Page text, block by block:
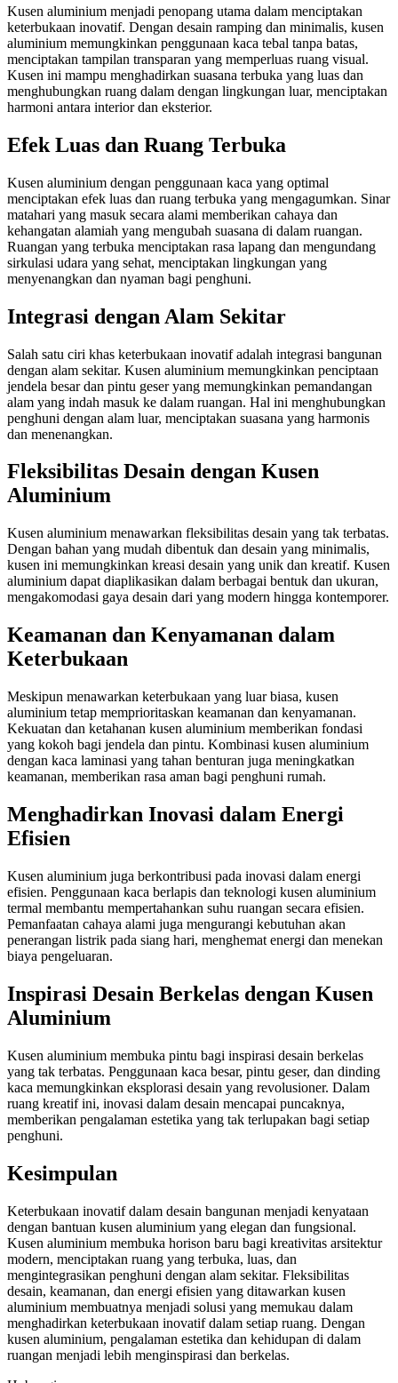
Kusen aluminium menjadi penopang utama dalam menciptakan
keterbukaan inovatif. Dengan desain ramping dan minimalis, kusen
aluminium memungkinkan penggunaan kaca tebal tanpa batas,
menciptakan tampilan transparan yang memperluas ruang visual.
Kusen ini mampu menghadirkan suasana terbuka yang luas dan
menghubungkan ruang dalam dengan lingkungan luar, menciptakan
harmoni antara interior dan eksterior.
Efek Luas dan Ruang Terbuka
Kusen aluminium dengan penggunaan kaca yang optimal
menciptakan efek luas dan ruang terbuka yang mengagumkan. Sinar
matahari yang masuk secara alami memberikan cahaya dan
kehangatan alamiah yang mengubah suasana di dalam ruangan.
Ruangan yang terbuka menciptakan rasa lapang dan mengundang
sirkulasi udara yang sehat, menciptakan lingkungan yang
menyenangkan dan nyaman bagi penghuni.
Integrasi dengan Alam Sekitar
Salah satu ciri khas keterbukaan inovatif adalah integrasi bangunan
dengan alam sekitar. Kusen aluminium memungkinkan penciptaan
jendela besar dan pintu geser yang memungkinkan pemandangan
alam yang indah masuk ke dalam ruangan. Hal ini menghubungkan
penghuni dengan alam luar, menciptakan suasana yang harmonis
dan menenangkan.
Fleksibilitas Desain dengan Kusen
Aluminium
Kusen aluminium menawarkan fleksibilitas desain yang tak terbatas.
Dengan bahan yang mudah dibentuk dan desain yang minimalis,
kusen ini memungkinkan kreasi desain yang unik dan kreatif. Kusen
aluminium dapat diaplikasikan dalam berbagai bentuk dan ukuran,
mengakomodasi gaya desain dari yang modern hingga kontemporer.
Keamanan dan Kenyamanan dalam
Keterbukaan
Meskipun menawarkan keterbukaan yang luar biasa, kusen
aluminium tetap memprioritaskan keamanan dan kenyamanan.
Kekuatan dan ketahanan kusen aluminium memberikan fondasi
yang kokoh bagi jendela dan pintu. Kombinasi kusen aluminium
dengan kaca laminasi yang tahan benturan juga meningkatkan
keamanan, memberikan rasa aman bagi penghuni rumah.
Menghadirkan Inovasi dalam Energi
Efisien
Kusen aluminium juga berkontribusi pada inovasi dalam energi
efisien. Penggunaan kaca berlapis dan teknologi kusen aluminium
termal membantu mempertahankan suhu ruangan secara efisien.
Pemanfaatan cahaya alami juga mengurangi kebutuhan akan
penerangan listrik pada siang hari, menghemat energi dan menekan
biaya pengeluaran.
Inspirasi Desain Berkelas dengan Kusen
Aluminium
Kusen aluminium membuka pintu bagi inspirasi desain berkelas
yang tak terbatas. Penggunaan kaca besar, pintu geser, dan dinding
kaca memungkinkan eksplorasi desain yang revolusioner. Dalam
ruang kreatif ini, inovasi dalam desain mencapai puncaknya,
memberikan pengalaman estetika yang tak terlupakan bagi setiap
penghuni.
Kesimpulan
Keterbukaan inovatif dalam desain bangunan menjadi kenyataan
dengan bantuan kusen aluminium yang elegan dan fungsional.
Kusen aluminium membuka horison baru bagi kreativitas arsitektur
modern, menciptakan ruang yang terbuka, luas, dan
mengintegrasikan penghuni dengan alam sekitar. Fleksibilitas
desain, keamanan, dan energi efisien yang ditawarkan kusen
aluminium membuatnya menjadi solusi yang memukau dalam
menghadirkan keterbukaan inovatif dalam setiap ruang. Dengan
kusen aluminium, pengalaman estetika dan kehidupan di dalam
ruangan menjadi lebih menginspirasi dan berkelas.